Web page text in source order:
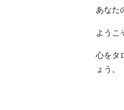
あなた
ようこ
心をタ
ょう。